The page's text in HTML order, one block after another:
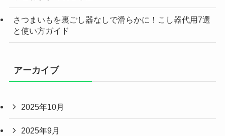
さつまいもを裏ごし器なしで滑らかに！こし器代用7選
と使い方ガイド
アーカイブ
2025年10月
2025年9月